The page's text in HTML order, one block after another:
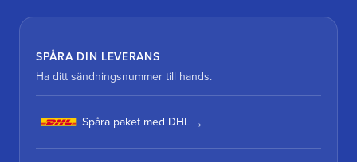
SPÅRA DIN LEVERANS
Ha ditt sändningsnummer till hands.
Spåra paket med DHL